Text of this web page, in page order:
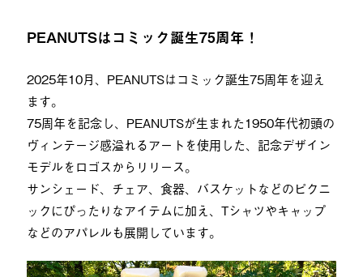
PEANUTSはコミック誕生75周年！
2025年10月、PEANUTSはコミック誕生75周年を迎え
ます。
75周年を記念し、PEANUTSが生まれた1950年代初頭の
ヴィンテージ感溢れるアートを使用した、記念デザイン
モデルをロゴスからリリース。
サンシェード、チェア、食器、バスケットなどのピクニ
ックにぴったりなアイテムに加え、Tシャツやキャップ
などのアパレルも展開しています。